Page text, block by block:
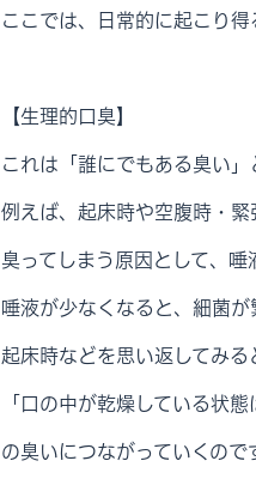
ここでは、日常的に起こり得
【生理的口臭】
これは「誰にでもある臭い」
例えば、起床時や空腹時・緊
臭ってしまう原因として、唾
唾液が少なくなると、細菌が
起床時などを思い返してみる
「口の中が乾燥している状
の臭いにつながっていくので